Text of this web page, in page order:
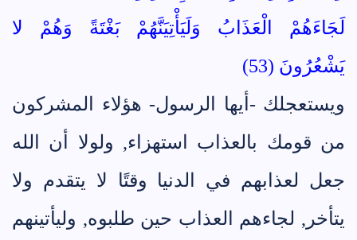
لَجَاءَهُمْ الْعَذَابُ وَلَيَأْتِيَنَّهُمْ بَغْتَةً وَهُمْ لا
يَشْعُرُونَ (53)
ويستعجلك -أيها الرسول- هؤلاء المشركون
من قومك بالعذاب استهزاء, ولولا أن الله
جعل لعذابهم في الدنيا وقتًا لا يتقدم ولا
يتأخر, لجاءهم العذاب حين طلبوه, وليأتينهم